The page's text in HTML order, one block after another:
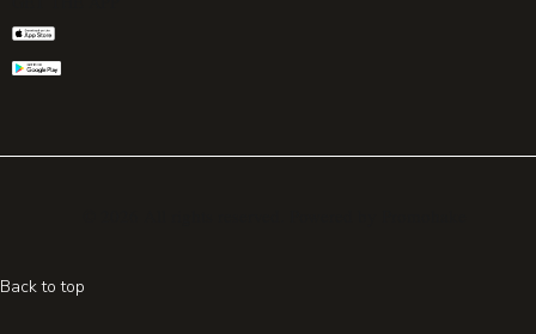
Back to top